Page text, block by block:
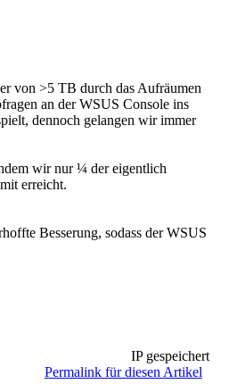
von >5 TB durch das Aufräumen
an der WSUS Console ins
dennoch gelangen wir immer
wir nur ¼ der eigentlich
erreicht.
Besserung, sodass der WSUS
IP gespeichert
Permalink für diesen Artikel